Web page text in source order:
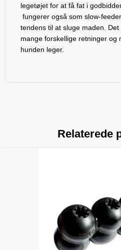
legetøjet for at få fat i
fungerer også som slow-
tendens til at sluge maden.
mange forskellige retninger og
hunden leger.
Relaterede